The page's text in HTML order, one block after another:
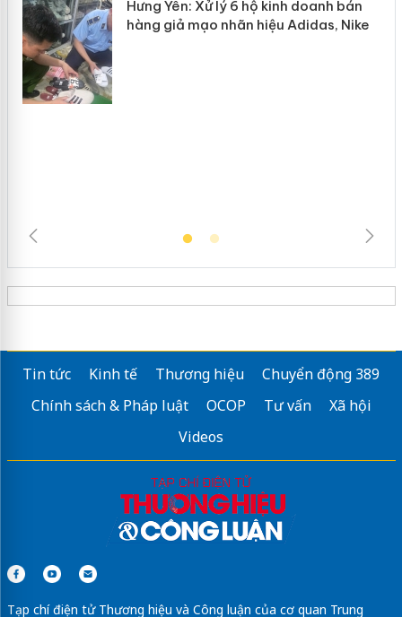
mại trong tháng 7
Tin tức Kinh tế Thương hiệu
Chuyển động 389
Chính sách & Pháp luật
OCOP Tư vấn
Xã hội
Videos
Tạp chí điện tử Thương hiệu và Công luận của cơ quan Trung